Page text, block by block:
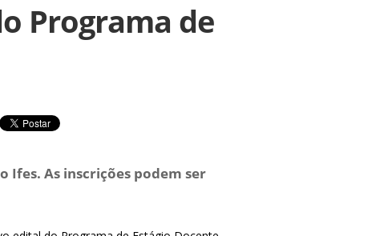
Programa de
Ifes. As inscrições podem ser